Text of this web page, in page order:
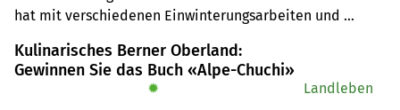
hat mit verschiedenen Einwinterungsarbeiten und
Kulinarisches Berner Oberland:
Gewinnen Sie das Buch «Alpe-Chuchi»
✹ Landleben